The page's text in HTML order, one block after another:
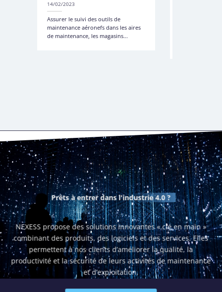
14/02/2023
Assurer le suivi des outils de
maintenance aéronefs dans les aires
de maintenance, les magasins...
Prêts à entrer dansl'industrie 4.0 ?
NEXESS propose des solutions innovantes « clé en main »
combinant des produits, des logiciels et des services. Elles
permettent à nos clients d’améliorer la qualité, la
productivité et la sécurité de leurs activités de maintenance
et d’exploitation.